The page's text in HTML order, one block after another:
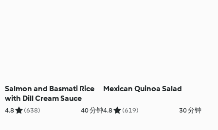
Salmon and Basmati Rice
with Dill Cream Sauce
4.8 (638) 40 分钟
Mexican Quinoa Salad
4.8 (619) 30 分钟